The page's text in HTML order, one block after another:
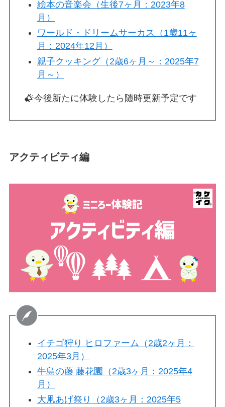
絵本の音楽会（生後7ヶ月：2023年8
月）
ワールド・ドリームサーカス（1歳11ヶ
月：2024年12月）
親子クッキング（2歳6ヶ月～：2025年7
月～）
今後新たに体験したら随時更新予定です
アクティビティ編
イチゴ狩り ヒロファーム（2歳2ヶ月：
2025年3月）
牛島の藤 藤花園（2歳3ヶ月：2025年4
月）
大凧あげ祭り（2歳3ヶ月：2025年5